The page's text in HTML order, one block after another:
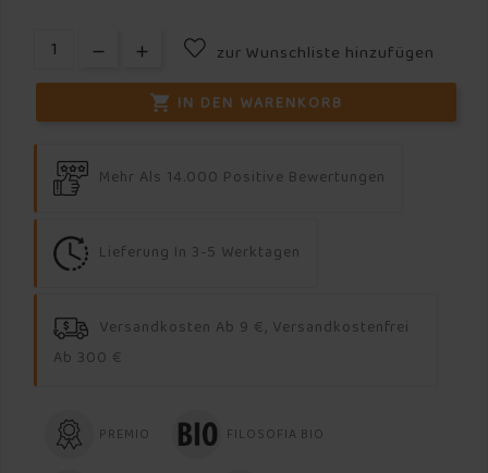
zur Wunschliste hinzufügen
 IN DEN WARENKORB
Mehr Als 14.000 Positive Bewertungen
Lieferung In 3-5 Werktagen
Versandkosten Ab 9 €, Versandkostenfrei
Ab 300 €
PREMIO FILOSOFIA BIO